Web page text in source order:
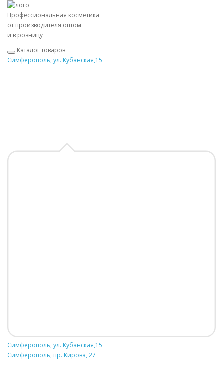
Профессиональная косметика
от производителя оптом
и в розницу
Каталог товаров
Симферополь, ул. Кубанская,15
Симферополь, ул. Кубанская,15
Симферополь, пр. Кирова, 27